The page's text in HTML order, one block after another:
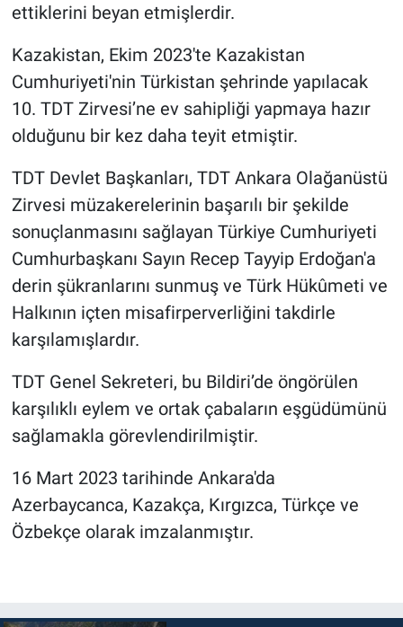
ettiklerini beyan etmişlerdir.
Kazakistan, Ekim 2023'te Kazakistan
Cumhuriyeti'nin Türkistan şehrinde yapılacak
10. TDT Zirvesi’ne ev sahipliği yapmaya hazır
olduğunu bir kez daha teyit etmiştir.
TDT Devlet Başkanları, TDT Ankara Olağanüstü
Zirvesi müzakerelerinin başarılı bir şekilde
sonuçlanmasını sağlayan Türkiye Cumhuriyeti
Cumhurbaşkanı Sayın Recep Tayyip Erdoğan'a
derin şükranlarını sunmuş ve Türk Hükûmeti ve
Halkının içten misafirperverliğini takdirle
karşılamışlardır.
TDT Genel Sekreteri, bu Bildiri’de öngörülen
karşılıklı eylem ve ortak çabaların eşgüdümünü
sağlamakla görevlendirilmiştir.
16 Mart 2023 tarihinde Ankara'da
Azerbaycanca, Kazakça, Kırgızca, Türkçe ve
Özbekçe olarak imzalanmıştır.